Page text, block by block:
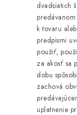
dvadsiatich
k tovaru
predpismi
použiť,
za akosť sa
dobu
zachová
uplatnenie